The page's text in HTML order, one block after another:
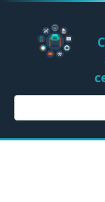
Перейти
контенту
Поиск: